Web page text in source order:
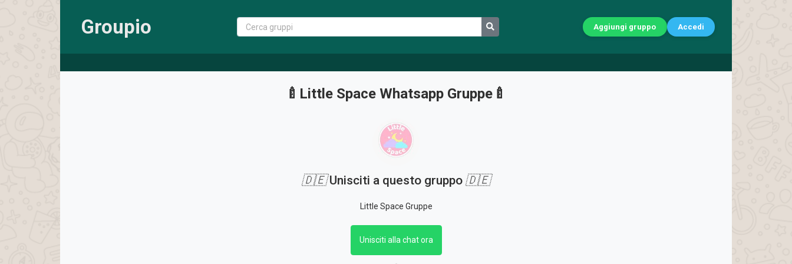
Groupio Aggiungi gruppo Accedi
🍼Little Space Whatsapp Gruppe🍼
🇩🇪Unisciti a questo gruppo 🇩🇪
Little Space Gruppe
Unisciti alla chat ora